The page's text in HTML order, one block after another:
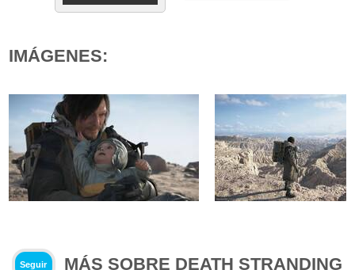
IMÁGENES:
Seguir
MÁS SOBRE DEATH STRANDING